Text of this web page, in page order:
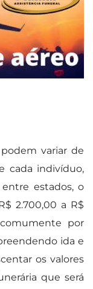
variar de
cada indivíduo,
estados, o
2.700,00 a R$
por
ida e
os valores
que será